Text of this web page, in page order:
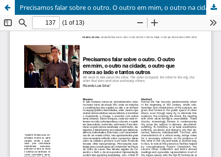
Precisamos falar sobre o outro. O outro em mim, o outro na cidade, o outro que mora ao lado e tantos outros